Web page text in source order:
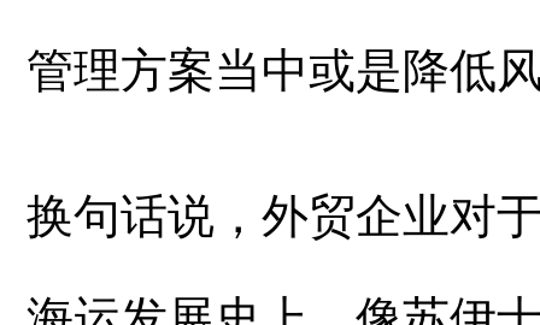
管理方案当中或是降低
换句话说，外贸企业对